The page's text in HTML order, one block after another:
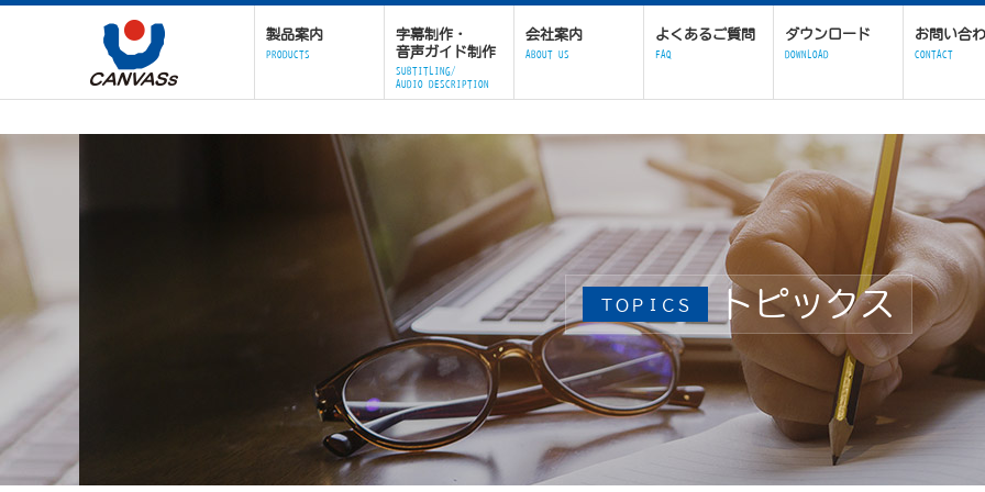
製品案内
PRODUCTS
字幕制作・
音声ガイド制作
SUBTITLING/
AUDIO DESCRIPTION
会社案内
ABOUT US
よくあるご質問
FAQ
ダウンロード
DOWNLOAD
お問い合
CONTACT
ＴＯＰＩＣＳ トピックス